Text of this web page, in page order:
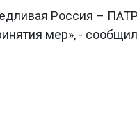
Россия –
мер», -